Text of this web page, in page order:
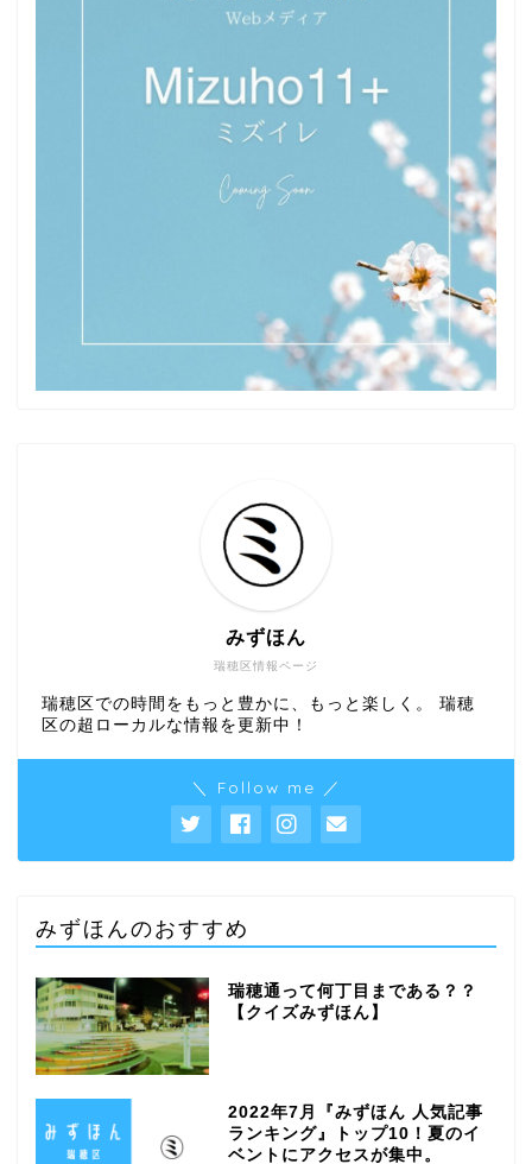
瑞穂区情報ページ
みずほん
瑞穂区での時間をもっと豊かに、もっと楽しく。 瑞穂
区の超ローカルな情報を更新中！
＼ Follow me ／
みずほんのおすすめ
瑞穂通って何丁目まである？？
【クイズみずほん】
2022年7月『みずほん 人気記事
ランキング』トップ10！夏のイ
ベントにアクセスが集中。